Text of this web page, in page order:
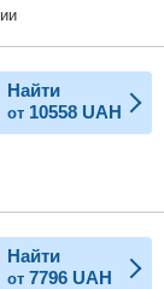
Найти
от 10558 UAH
Найти
от 7796 UAH